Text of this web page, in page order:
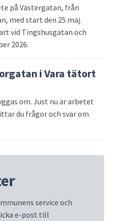
på Västergatan, från
med start den 25 maj.
vid Tingshusgatan och
2026.
i Vara tätort
om. Just nu är arbetet
du frågor och svar om
service och
e-post till